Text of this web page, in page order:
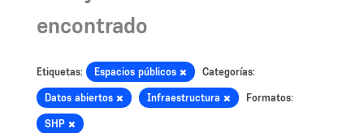
encontrado
Etiquetas: Espacios públicos Categorías:
Datos abiertos Infraestructura Formatos:
SHP